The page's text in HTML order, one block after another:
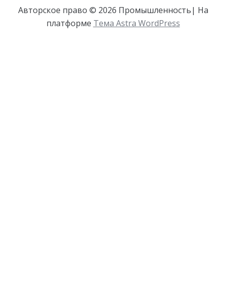
Авторское право © 2026 Промышленность| На
платформе Тема Astra WordPress